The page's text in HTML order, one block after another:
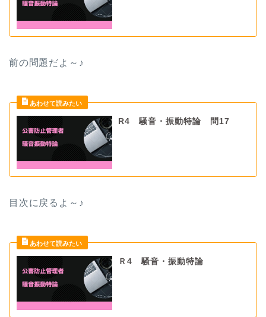
前の問題だよ ～♪
R4 騒音・振動特論 問17
目次に戻るよ～♪
Ｒ4 騒音・振動特論